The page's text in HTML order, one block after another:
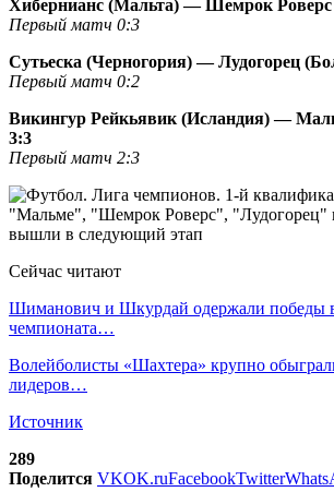
Хибернианс (Мальта) — Шемрок
Первый матч 0:3
Сутьеска (Черногория) — Лудогорец
Первый матч 0:2
Викингур Рейкьявик (Исландия) —
3:3
Первый матч 2:3
Сейчас читают
Шиманович и Шкурдай одержали победы
чемпионата…
Волейболисты «Шахтера» крупно
лидеров…
Источник
289
Поделится VKOK.ruFacebookTwitter